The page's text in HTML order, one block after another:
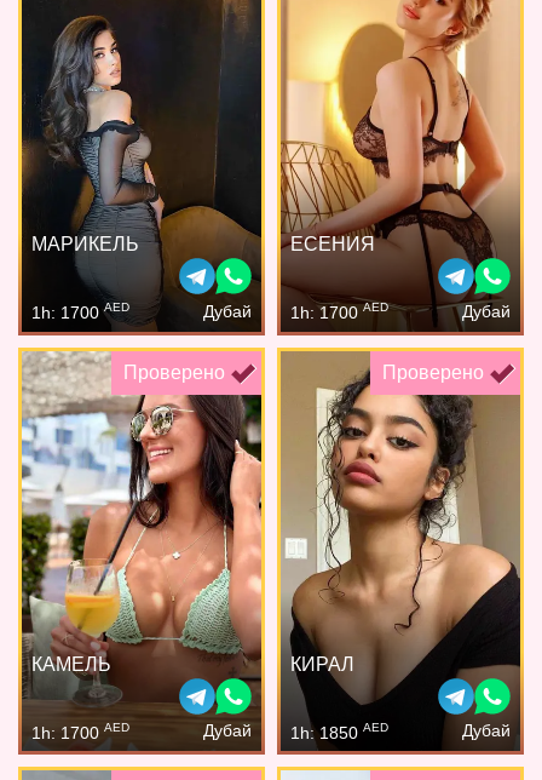
МАРИКЕЛЬ
1h: 1700AED Дубай
ЕСЕНИЯ
1h: 1700 AED Дубай
Проверено
КАМЕЛЬ
1h: 1700 AED Дубай
Проверено
КИРАЛ
1h: 1850 AED Дубай